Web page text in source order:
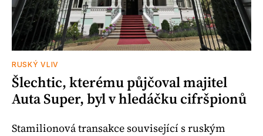
RUSKÝ VLIV
Šlechtic, kterému půjčoval majitel
Auta Super, byl v hledáčku cifršpionů
Stamilionová transakce související s ruským